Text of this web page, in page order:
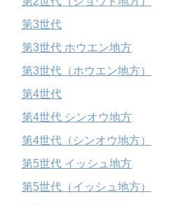
第3世代
第3世代 ホウエン地方
第3世代（ホウエン地方）
第4世代
第4世代 シンオウ地方
第4世代（シンオウ地方）
第5世代 イッシュ地方
第5世代（イッシュ地方）